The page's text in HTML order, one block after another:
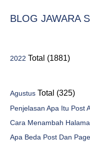
BLOG JAWARA
2022 Total (1881)
Agustus Total (325)
Penjelasan Apa Itu Post
Cara Menambah
Apa Beda Post Dan